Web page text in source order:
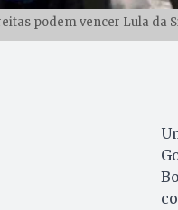
podem vencer Lula da